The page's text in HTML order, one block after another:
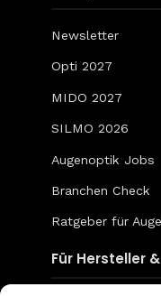
Newsletter
Opti 2027
MIDO 2027
SILMO 2026
Augenoptik Jobs
Branchen Check
Ratgeber für
Für Hersteller